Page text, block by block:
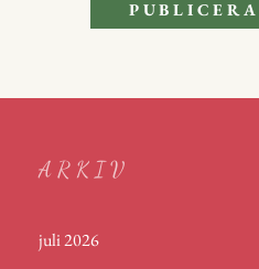
ARKIV
juli 2026